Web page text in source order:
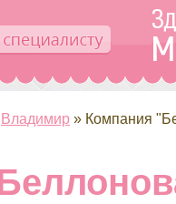
Владимир » Компания